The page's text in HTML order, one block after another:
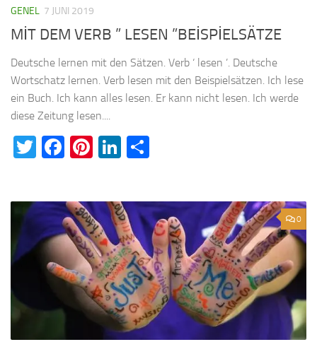
GENEL 7 JUNI 2019
MİT DEM VERB ” LESEN ”BEİSPİELSÄTZE
Deutsche lernen mit den Sätzen. Verb ‘ lesen ’. Deutsche
Wortschatz lernen. Verb lesen mit den Beispielsätzen. Ich lese
ein Buch. Ich kann alles lesen. Er kann nicht lesen. Ich werde
diese Zeitung lesen....
Twitter
Facebook
Pinterest
LinkedIn
0